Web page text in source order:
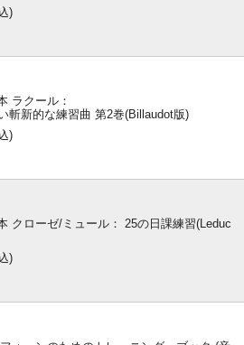
)
ラクール：
斬新的な練習曲 第2巻(Billaudot版)
)
クローゼ/ミュール： 25の日課練習(Leduc
)